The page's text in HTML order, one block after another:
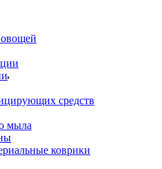
средств
мыла
коврики